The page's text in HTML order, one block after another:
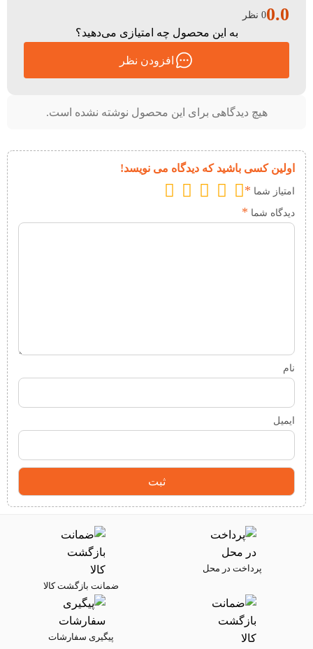
هیچ دیدگاهی برای این محصول نوشته نشده است.
اولین کسی باشید که دیدگاه می نویسد!
امتیاز شما *
دیدگاه شما *
نام
ایمیل
0.00 نظر
به این محصول چه امتیازی می‌دهید؟
افزودن نظر
پرداخت در محل
ضمانت بازگشت کالا
پیگیری سفارشات